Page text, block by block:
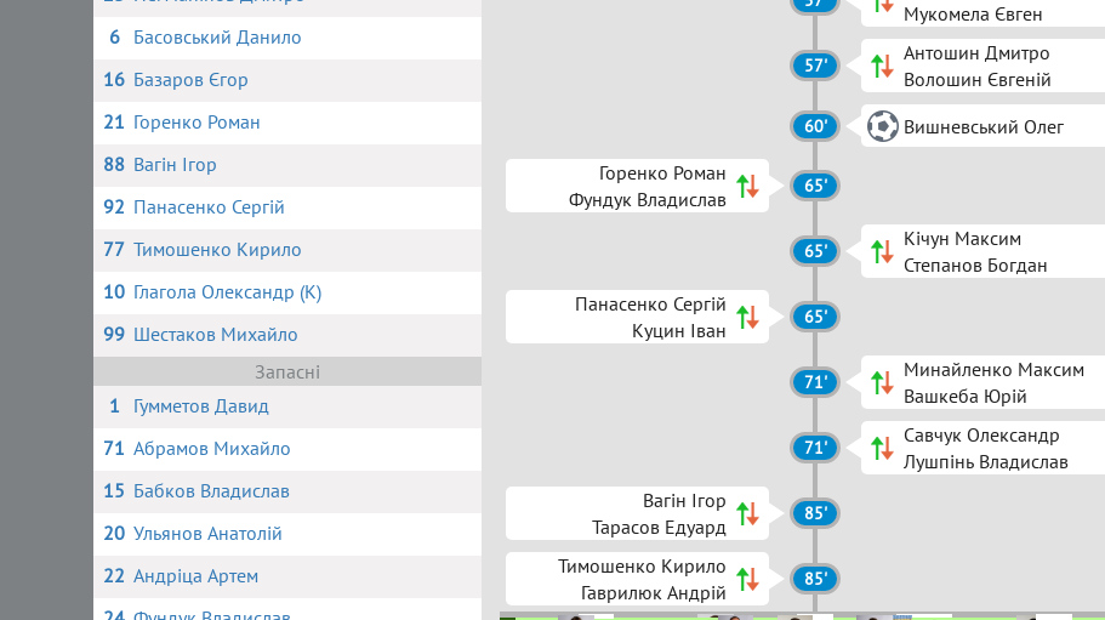
6
Басовський Данило
16 Базаров Єгор
21 Горенко Роман
88 Вагін Ігор
92 Панасенко Сергій
77 Тимошенко Кирило
10 Глагола Олександр (К)
99 Шестаков Михайло
Запасні
1
Гумметов Давид
71 Абрамов Михайло
15 Бабков Владислав
20 Ульянов Анатолій
22 Андріца Артем
Мукомела Євген
57'
Антошин Дмитро
Волошин Євгеній
60'
Вишневський Олег
Горенко Роман
Фундук Владислав
65'
65'
Кічун Максим
Степанов Богдан
Панасенко Сергій
Куцин Іван
65'
71'
Минайленко Максим
Вашкеба Юрій
71'
Савчук Олександр
Лушпінь Владислав
Вагін Ігор
Тарасов Едуард
85'
Тимошенко Кирило
Гаврилюк Андрій
85'